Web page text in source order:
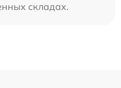
складах.